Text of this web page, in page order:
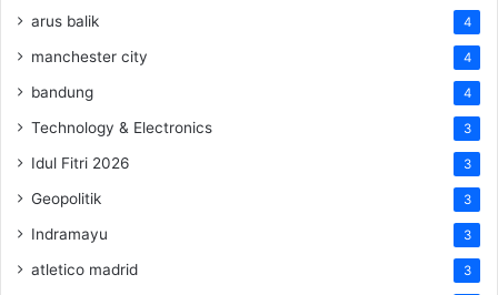
arus balik 4
manchester city 4
bandung 4
Technology & Electronics 3
Idul Fitri 2026 3
Geopolitik 3
Indramayu 3
atletico madrid 3